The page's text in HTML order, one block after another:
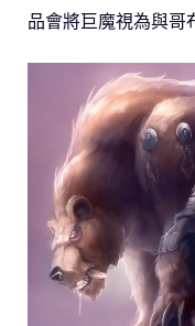
品會將巨魔視為與哥